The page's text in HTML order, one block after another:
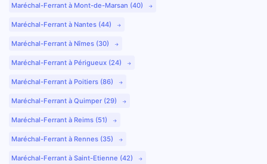
Maréchal-Ferrant à Mont-de-Marsan (40)
Maréchal-Ferrant à Nantes (44)
Maréchal-Ferrant à Nîmes (30)
Maréchal-Ferrant à Périgueux (24)
Maréchal-Ferrant à Poitiers (86)
Maréchal-Ferrant à Quimper (29)
Maréchal-Ferrant à Reims (51)
Maréchal-Ferrant à Rennes (35)
Maréchal-Ferrant à Saint-Etienne (42)